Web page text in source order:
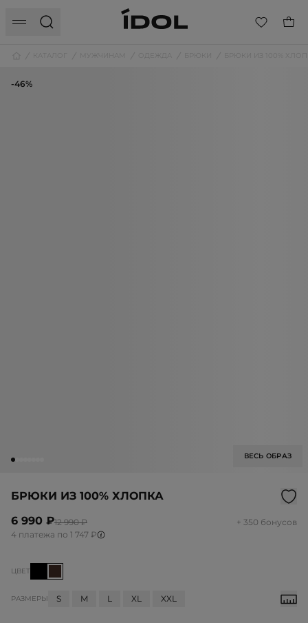
-46%
ВЕСЬ ОБРАЗ
БРЮКИ ИЗ 100% ХЛОПКА
6 990 ₽12 990 ₽
+ 350 бонусов
4 платежа по 1 747 ₽
ЦВЕТ
РАЗМЕРЫ S M L XL XXL